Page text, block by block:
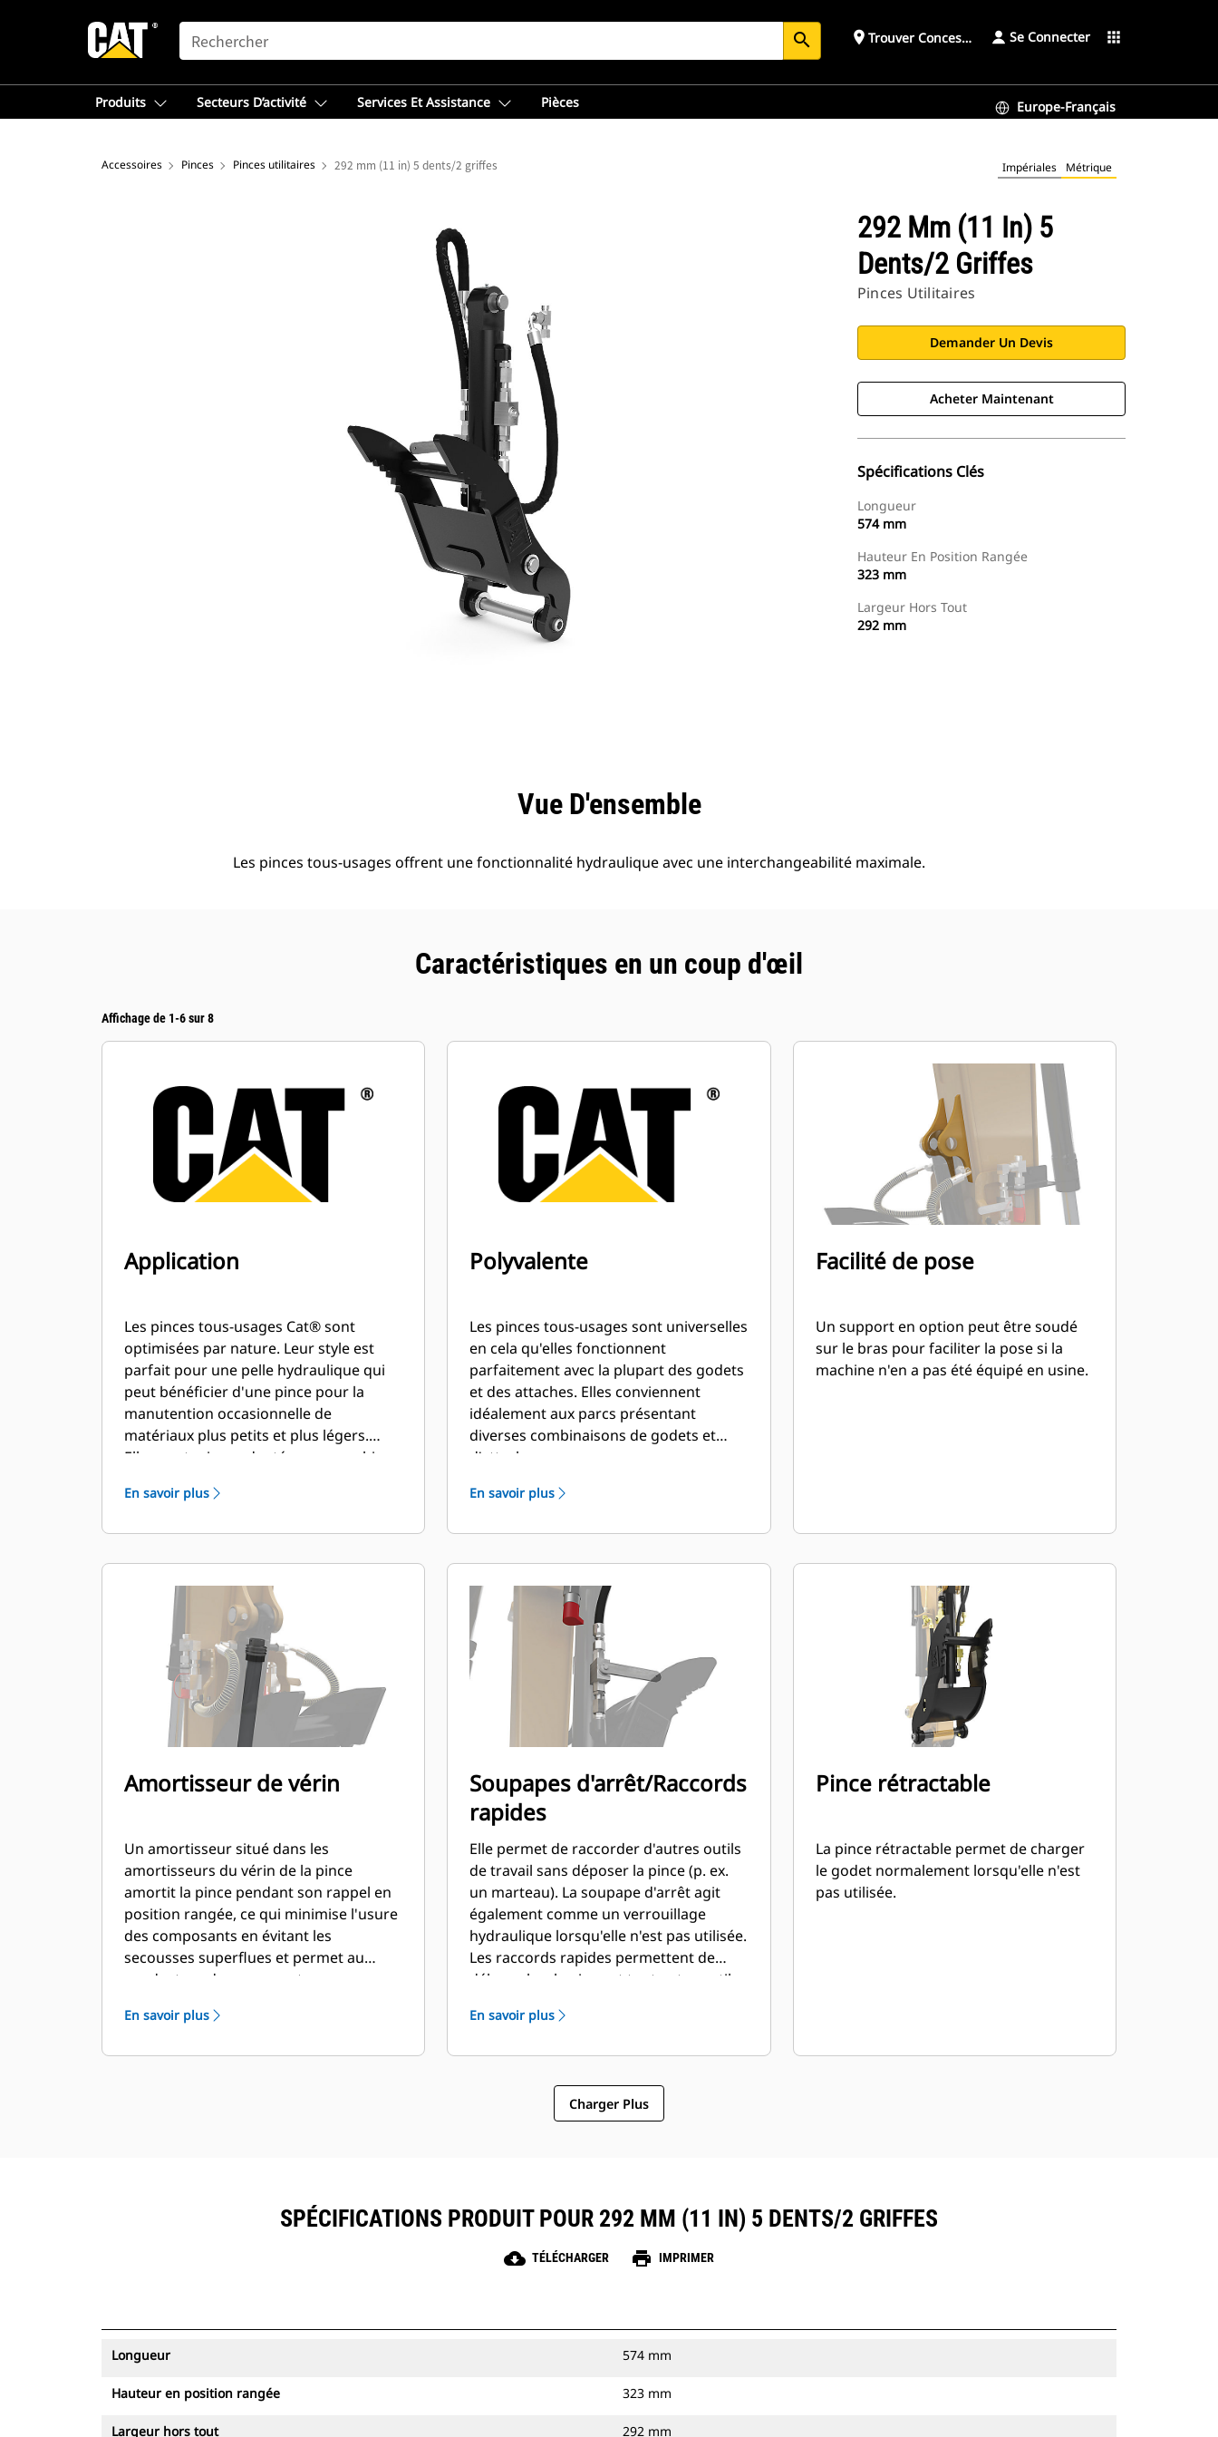
SEARCH search place Trouver ConcessionnaireSe Connecter apps
Produits Secteurs D’activité Services Et Assistance Pièces Europe-Français
Accessoires Pinces Pinces utilitaires 292 mm (11 in) 5 dents/2 griffes Impériales Métrique
292 Mm (11 In) 5
Dents/2 Griffes
Pinces Utilitaires
Demander Un Devis
Acheter Maintenant
Spécifications Clés
Longueur
574 mm
Hauteur En Position Rangée
323 mm
Largeur Hors Tout
292 mm
Vue D'ensemble
Les pinces tous-usages offrent une fonctionnalité hydraulique avec une interchangeabilité maximale.
Caractéristiques en un coup d'œil
Affichage de 1-6 sur 8
Application
Les pinces tous-usages Cat® sont
optimisées par nature. Leur style est
parfait pour une pelle hydraulique qui
peut bénéficier d'une pince pour la
manutention occasionnelle de
matériaux plus petits et plus légers.
Elles sont mieux adaptées aux machines
matériaux tout au long de la journée.
En savoir plus
Polyvalente
Les pinces tous-usages sont universelles
en cela qu'elles fonctionnent
parfaitement avec la plupart des godets
et des attaches. Elles conviennent
idéalement aux parcs présentant
diverses combinaisons de godets et
d'attaches.
En savoir plus
Facilité de pose
Un support en option peut être soudé
sur le bras pour faciliter la pose si la
machine n'en a pas été équipé en usine.
Amortisseur de vérin
Un amortisseur situé dans les
amortisseurs du vérin de la pince
amortit la pince pendant son rappel en
position rangée, ce qui minimise l'usure
des composants en évitant les
secousses superflues et permet au
conducteur de se concentrer sur
En savoir plus
Soupapes d'arrêt/Raccords
rapides
Elle permet de raccorder d'autres outils
de travail sans déposer la pince (p. ex.
un marteau). La soupape d'arrêt agit
également comme un verrouillage
hydraulique lorsqu'elle n'est pas utilisée.
Les raccords rapides permettent de
débrancher la pince et tout autre outil
fixée sur le bras.
En savoir plus
Pince rétractable
La pince rétractable permet de charger
le godet normalement lorsqu'elle n'est
pas utilisée.
Charger Plus
SPÉCIFICATIONS PRODUIT POUR 292 MM (11 IN) 5 DENTS/2 GRIFFES
cloud_download TÉLÉCHARGER print IMPRIMER
Longueur 574 mm
Hauteur en position rangée 323 mm
Largeur hors tout 292 mm